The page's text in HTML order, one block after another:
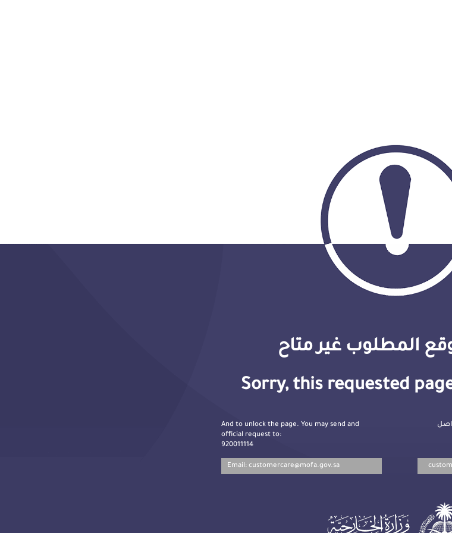
المطلوب غير متاح
Sorry, this requested
And to unlock the page. You may send and
official request to:
920011114
Email: customercare@mofa.gov.sa